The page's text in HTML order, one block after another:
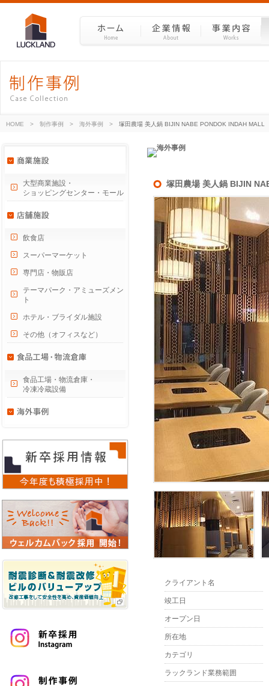
HOME > 制作事例 > 海外事例 > 塚田農場 美人鍋 BIJIN NABE PONDOK INDAH MALL
塚田農場 美人鍋 BIJIN
クライアント名
竣工日
オープン日
所在地
カテゴリ
ラックランド業務範囲
大型商業施設・
ショッピングセンター・モール
飲食店
スーパーマーケット
専門店・物販店
テーマパーク・アミューズメン
ト
ホテル・ブライダル施設
その他（オフィスなど）
食品工場・物流倉庫・
冷凍冷蔵設備